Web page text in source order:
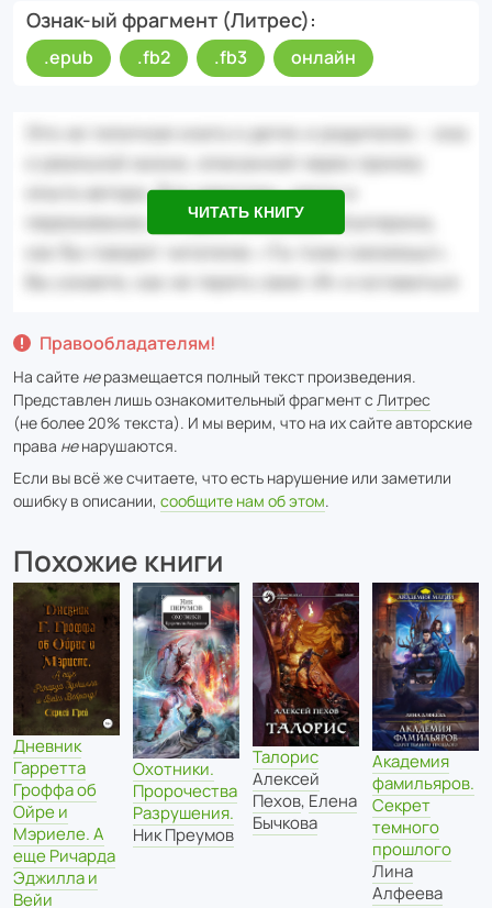
Ознак-ый фрагмент (Литрес)
.epub .fb2 .fb3 онлайн
ЧИТАТЬ КНИГУ
Правообладателям!
На сайте неразмещается полный текст произведения.
Представлен лишь ознакомительный фрагмент с Литрес
(не более 20% текста). И мы верим, что на их сайте авторские
права ненарушаются.
Если вы всё же считаете, что есть нарушение или заметили
ошибку в описании, сообщите нам об этом.
Похожие книги
Дневник
Гарретта
Гроффа об
Ойре и
Мэриеле. А
еще Ричарда
Эджилла и
Вейи
Охотники.
Пророчества
Разрушения.
Ник Преумов
Талорис
Алексей
Пехов, Елена
Бычкова
Академия
фамильяров.
Секрет
темного
прошлого
Лина
Алфеева